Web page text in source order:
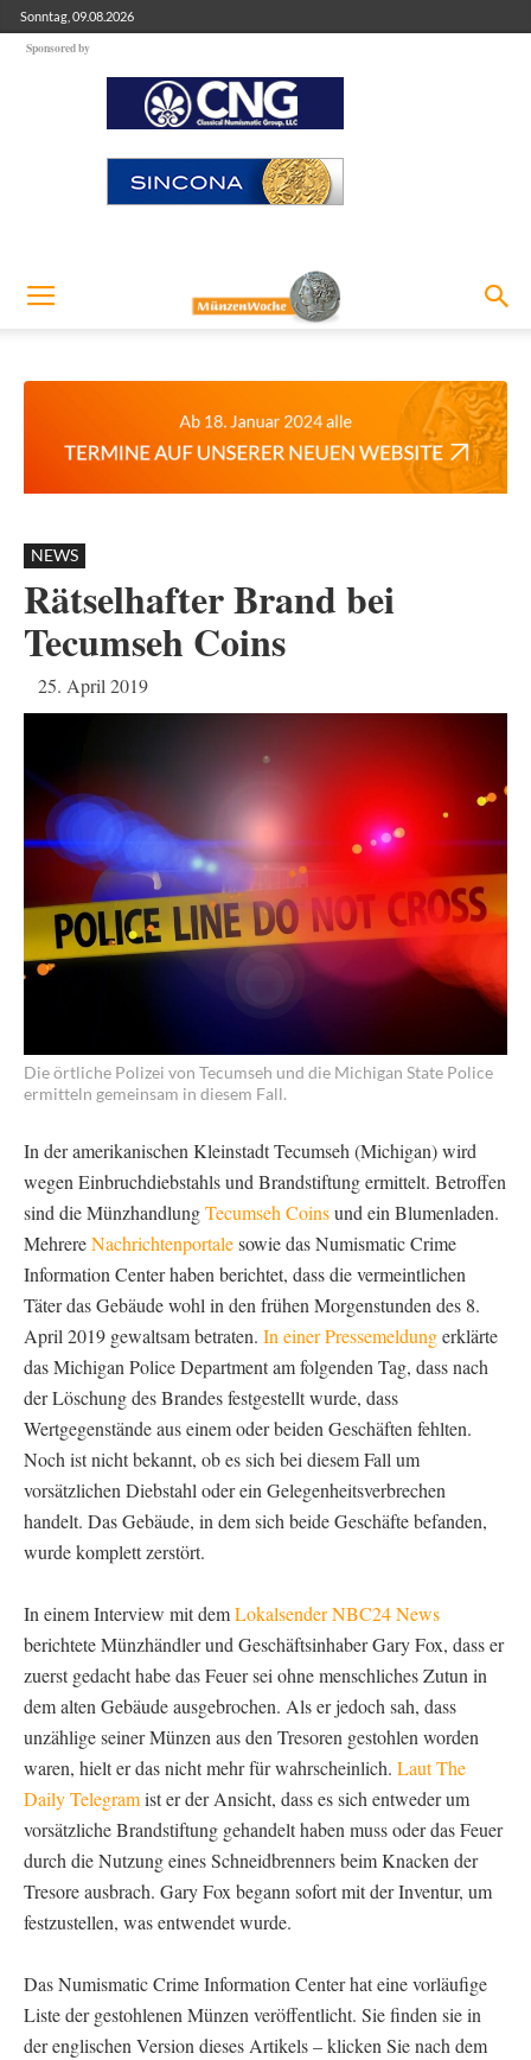
Sonntag, 09.08.2026
Sponsored by
NEWS
Rätselhafter Brand bei
Tecumseh Coins
25. April 2019
Die örtliche Polizei von Tecumseh und die Michigan State Police
ermitteln gemeinsam in diesem Fall.
In der amerikanischen Kleinstadt Tecumseh (Michigan) wird
wegen Einbruchdiebstahls und Brandstiftung ermittelt. Betroffen
sind die MünzhandlungTecumseh Coinsund ein Blumenladen.
MehrereNachrichtenportalesowie das Numismatic Crime
Information Center haben berichtet, dass die vermeintlichen
Täter das Gebäude wohl in den frühen Morgenstunden des 8.
April 2019 gewaltsam betraten. In einer Pressemeldungerklärte
das Michigan Police Department am folgenden Tag, dass nach
der Löschung des Brandes festgestellt wurde, dass
Wertgegenstände aus einem oder beiden Geschäften fehlten.
Noch ist nicht bekannt, ob es sich bei diesem Fall um
vorsätzlichen Diebstahl oder ein Gelegenheitsverbrechen
handelt. Das Gebäude, in dem sich beide Geschäfte befanden,
wurde komplett zerstört.
In einem Interview mit demLokalsender NBC24 News
berichtete Münzhändler und Geschäftsinhaber Gary Fox, dass er
zuerst gedacht habe das Feuer sei ohne menschliches Zutun in
dem alten Gebäude ausgebrochen. Als er jedoch sah, dass
unzählige seiner Münzen aus den Tresoren gestohlen worden
waren, hielt er das nicht mehr für wahrscheinlich. Laut The
Daily Telegramist er der Ansicht, dass es sich entweder um
vorsätzliche Brandstiftung gehandelt haben muss oder das Feuer
durch die Nutzung eines Schneidbrenners beim Knacken der
Tresore ausbrach. Gary Fox begann sofort mit der Inventur, um
festzustellen, was entwendet wurde.
Das Numismatic Crime Information Center hat eine vorläufige
Liste der gestohlenen Münzen veröffentlicht. Sie finden sie in
der englischen Version dieses Artikels – klicken Sie nach dem